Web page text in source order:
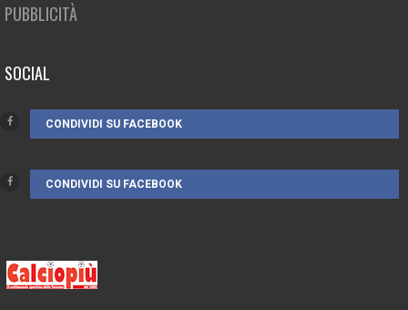
PUBBLICITÀ
SOCIAL
CONDIVIDI SU FACEBOOK
CONDIVIDI SU FACEBOOK